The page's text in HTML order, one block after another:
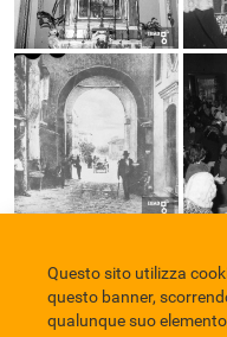
Comune di Eboli Servizio
Credits
Questo sito utilizza
questo banner,
qualunque suo